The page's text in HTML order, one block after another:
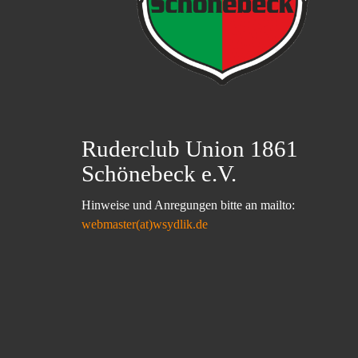
Ruderclub Union 1861
Schönebeck e.V.
Hinweise und Anregungen bitte an mailto:
webmaster(at)wsydlik.de